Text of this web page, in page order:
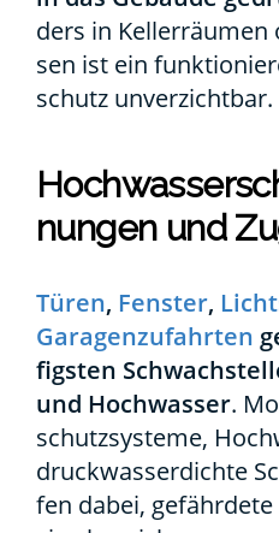
ders in
sen ist ein
schutz unver­zicht­bar.
nun­gen und
Türen, Fens­ter,
Gara­gen­zu­fahr­ten
figs­ten
und Hoch­was­ser.
schutz­sys­te­me,
druck­was­ser­dich­te
fen dabei,